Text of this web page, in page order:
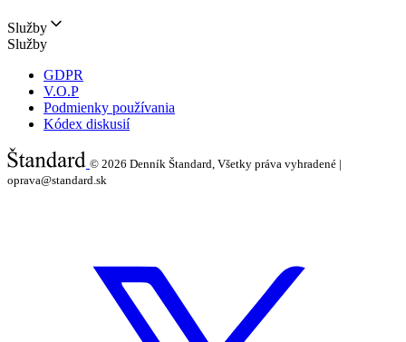
Služby
Služby
GDPR
V.O.P
Podmienky používania
Kódex diskusií
© 2026 Denník Štandard, Všetky práva vyhradené |
oprava@standard.sk